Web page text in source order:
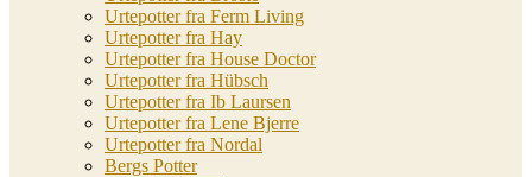
Urtepotter fra Ferm Living
Urtepotter fra Hay
Urtepotter fra House Doctor
Urtepotter fra Hübsch
Urtepotter fra Ib Laursen
Urtepotter fra Lene Bjerre
Urtepotter fra Nordal
Bergs Potter